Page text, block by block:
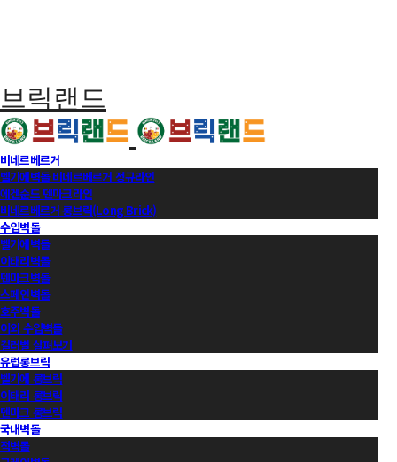
브릭랜드
비네르베르거
벨기에벽돌 비네르베르거 정규라인
에겐순드 덴마크라인
비네르베르거 롱브릭(Long Brick)
수입벽돌
벨기에벽돌
이태리벽돌
덴마크벽돌
스페인벽돌
호주벽돌
이외 수입벽돌
컬러별 살펴보기
유럽롱브릭
벨기에 롱브릭
이태리 롱브릭
덴마크 롱브릭
국내벽돌
적벽돌